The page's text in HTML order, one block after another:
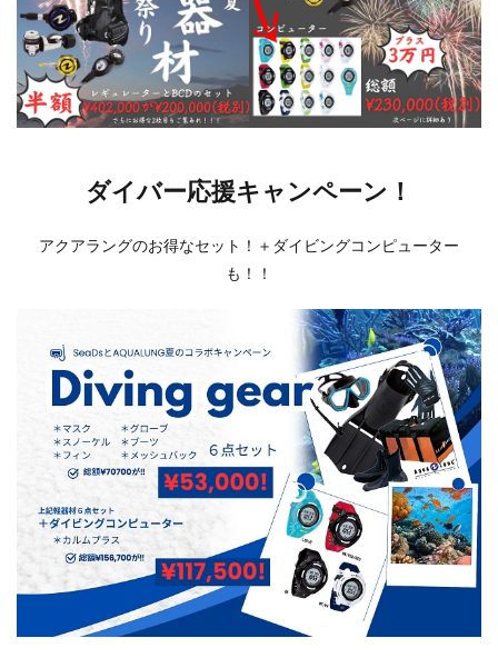
ダイバー応援キャンペーン！
アクアラングのお得なセット！＋ダイビングコンピューター
も！！